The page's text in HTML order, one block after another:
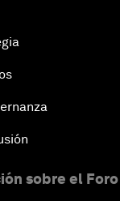
sobre el Foro